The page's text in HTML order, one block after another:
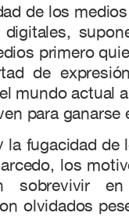
de los
primero
de
mundo actual
para ganarse
la fugacidad de
los
sobrevivir
olvidados